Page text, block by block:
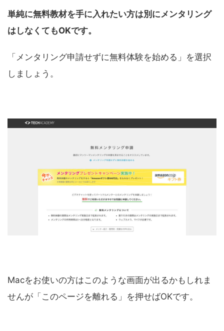
単純に無料教材を手に入れたい方は別にメンタリング
はしなくてもOKです。
「メンタリング申請せずに無料体験を始める」を選択
しましょう。
Macをお使いの方はこのような画面が出るかもしれま
せんが「このページを離れる」を押せばOKです。